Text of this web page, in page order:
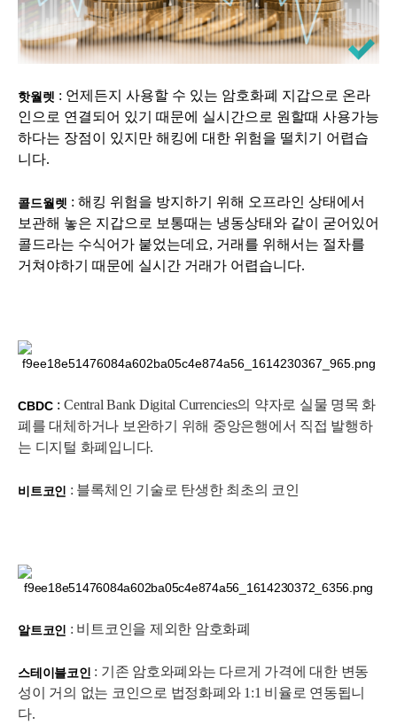
핫월렛 : 언제든지 사용할 수 있는 암호화폐 지갑으로 온라
인으로 연결되어 있기 때문에 실시간으로 원할때 사용가능
하다는 장점이 있지만 해킹에 대한 위험을 떨치기 어렵습
니다.
콜드월렛 : 해킹 위험을 방지하기 위해 오프라인 상태에서
보관해 놓은 지갑으로 보통때는 냉동상태와 같이 굳어있어
콜드라는 수식어가 붙었는데요, 거래를 위해서는 절차를
거쳐야하기 때문에 실시간 거래가 어렵습니다.
CBDC : Central Bank Digital Currencies의 약자로 실물 명목 화
폐를 대체하거나 보완하기 위해 중앙은행에서 직접 발행하
는 디지털 화폐입니다.
비트코인 : 블록체인 기술로 탄생한 최초의 코인
알트코인 : 비트코인을 제외한 암호화폐
스테이블코인 : 기존 암호와폐와는 다르게 가격에 대한 변동
성이 거의 없는 코인으로 법정화폐와 1:1 비율로 연동됩니
다.